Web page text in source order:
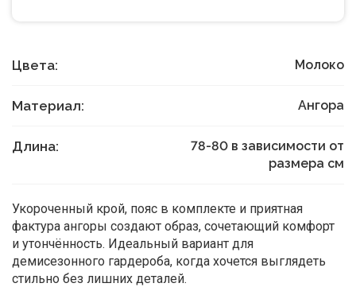
Цвета: Молоко
Материал: Ангора
Длина:
78-80 в зависимости от
размера см
Укороченный крой, пояс в комплекте и приятная
фактура ангоры создают образ, сочетающий комфорт
и утончённость. Идеальный вариант для
демисезонного гардероба, когда хочется выглядеть
стильно без лишних деталей.